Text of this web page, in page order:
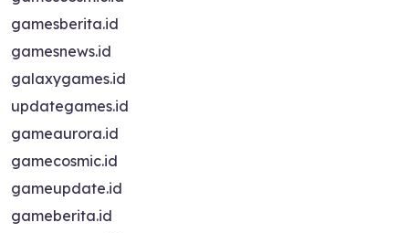
gamesberita.id
gamesnews.id
galaxygames.id
updategames.id
gameaurora.id
gamecosmic.id
gameupdate.id
gameberita.id